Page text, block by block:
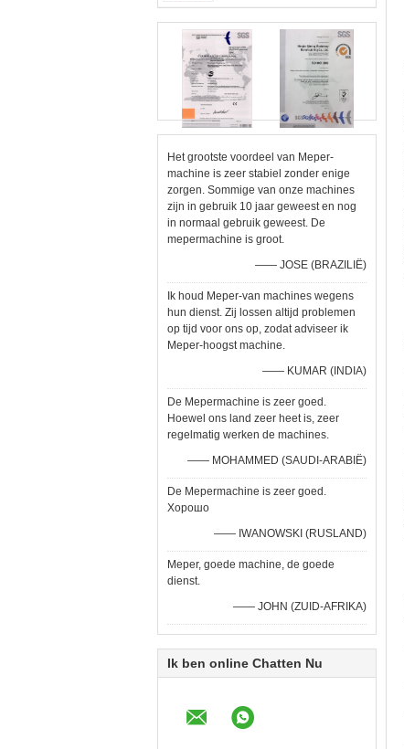
Het grootste voordeel van Meper-
machine is zeer stabiel zonder enige
zorgen. Sommige van onze machines
zijn in gebruik 10 jaar geweest en nog
in normaal gebruik geweest. De
mepermachine is groot.
—— JOSE (BRAZILIË)
Ik houd Meper-van machines wegens
hun dienst. Zij lossen altijd problemen
op tijd voor ons op, zodat adviseer ik
Meper-hoogst machine.
—— KUMAR (INDIA)
De Mepermachine is zeer goed.
Hoewel ons land zeer heet is, zeer
regelmatig werken de machines.
—— MOHAMMED (SAUDI-ARABIË)
De Mepermachine is zeer goed.
Хорошо
—— IWANOWSKI (RUSLAND)
Meper, goede machine, de goede
dienst.
—— JOHN (ZUID-AFRIKA)
Ik ben online Chatten Nu